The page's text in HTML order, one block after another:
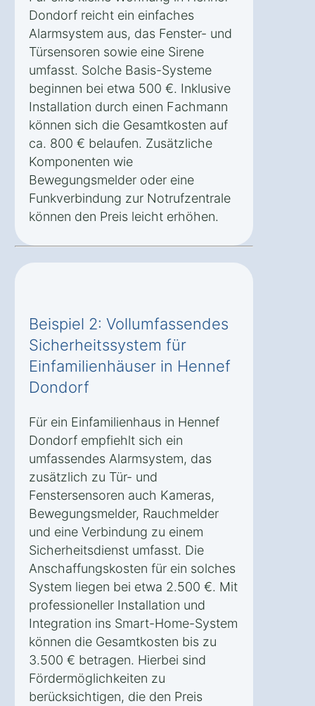
Dondorf reicht ein einfaches
Alarmsystem aus, das Fenster- und
Türsensoren sowie eine Sirene
umfasst. Solche Basis-Systeme
beginnen bei etwa 500 €. Inklusive
Installation durch einen Fachmann
können sich die Gesamtkosten auf
ca. 800 € belaufen. Zusätzliche
Komponenten wie
Bewegungsmelder oder eine
Funkverbindung zur Notrufzentrale
können den Preis leicht erhöhen.
Beispiel 2: Vollumfassendes
Sicherheitssystem für
Einfamilienhäuser in Hennef
Dondorf
Für ein Einfamilienhaus in Hennef
Dondorf empfiehlt sich ein
umfassendes Alarmsystem, das
zusätzlich zu Tür- und
Fenstersensoren auch Kameras,
Bewegungsmelder, Rauchmelder
und eine Verbindung zu einem
Sicherheitsdienst umfasst. Die
Anschaffungskosten für ein solches
System liegen bei etwa 2.500 €. Mit
professioneller Installation und
Integration ins Smart-Home-System
können die Gesamtkosten bis zu
3.500 € betragen. Hierbei sind
Fördermöglichkeiten zu
berücksichtigen, die den Preis